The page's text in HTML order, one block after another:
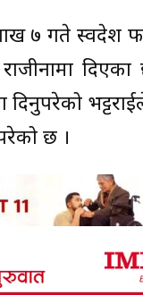
७ गते स्वदेश
छ ।